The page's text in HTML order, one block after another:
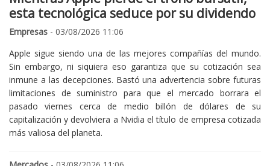
esta tecnológica seduce por su dividendo
Empresas - 03/08/2026 11:06
Apple sigue siendo una de las mejores compañías del mundo.
Sin embargo, ni siquiera eso garantiza que su cotización sea
inmune a las decepciones. Bastó una advertencia sobre futuras
limitaciones de suministro para que el mercado borrara el
pasado viernes cerca de medio billón de dólares de su
capitalización y devolviera a Nvidia el título de empresa cotizada
más valiosa del planeta.